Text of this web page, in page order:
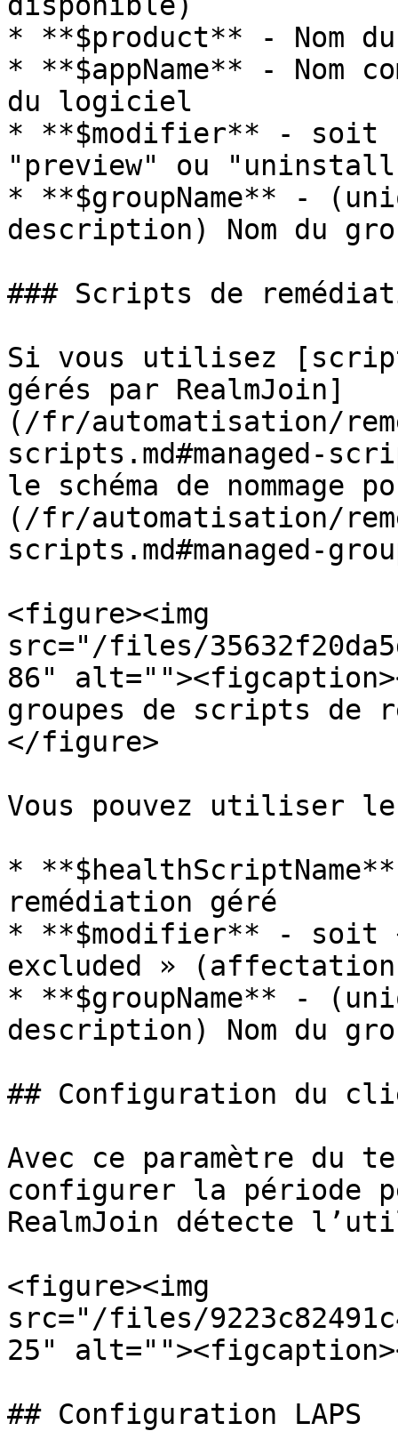
* **$product** - Nom
* **$appName** - Nom
du logiciel
* **$modifier** - soit
"preview" ou
* **$groupName** -
description) Nom du
### Scripts de
Si vous utilisez
gérés par RealmJoin]
(/fr/automatisation/
scripts.md#managed-
le schéma de nommage
(/fr/automatisation/
scripts.md#managed-
<figure><img
src="/files/
86"
groupes de scripts de
</figure>
Vous pouvez utiliser
*
remédiation géré
* **$modifier** - soit
excluded »
* **$groupName** -
description) Nom du
## Configuration du
Avec ce paramètre du
configurer la période
RealmJoin détecte
<figure><img
src="/files/
25"
## Configuration LAPS